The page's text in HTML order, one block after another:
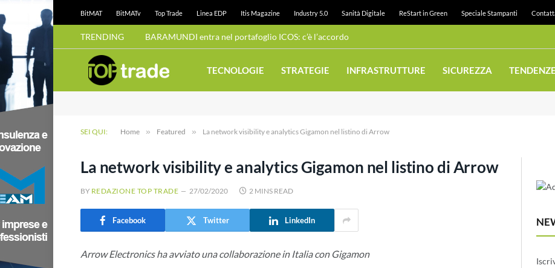
BitMAT BitMATv Top Trade Linea EDP Itis Magazine Industry 5.0 Sanità Digitale ReStart in Green Speciale Stampanti
TRENDING BARAMUNDI entra nel portafoglio ICOS: c’è l’accordo
TECNOLOGIE STRATEGIE INFRASTRUTTURE SICUREZZA TENDENZE
SEI QUI: Home » Featured » La network visibility e analytics Gigamon nel listino di Arrow
La network visibility e analytics Gigamon nel listino di Arrow
BY REDAZIONE TOP TRADE 27/02/2020 2 MINS READ
Facebook Twitter LinkedIn
Arrow Electronics ha avviato una collaborazione in Italia con Gigamon